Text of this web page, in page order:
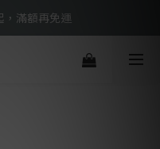
好禮 → 手刀下單
，滿額再免運
好禮 → 手刀下單